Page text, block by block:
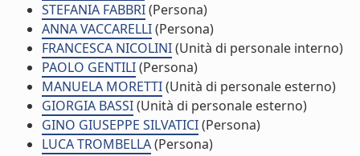
STEFANIA FABBRI(Persona)
ANNA VACCARELLI(Persona)
FRANCESCA NICOLINI(Unità di personale interno)
PAOLO GENTILI(Persona)
MANUELA MORETTI(Unità di personale esterno)
GIORGIA BASSI(Unità di personale esterno)
GINO GIUSEPPE SILVATICI(Persona)
LUCA TROMBELLA(Persona)